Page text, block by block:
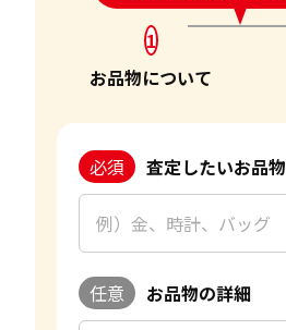
1
お品物について
必須 査定したいお品物
任意 お品物の詳細